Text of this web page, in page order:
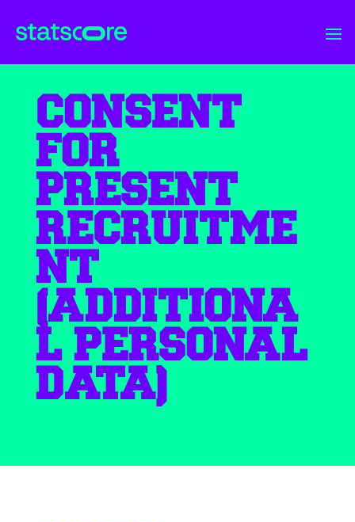
CONSENT
FOR
PRESENT
RECRUITME
NT
(ADDITIONA
L PERSONAL
DATA)